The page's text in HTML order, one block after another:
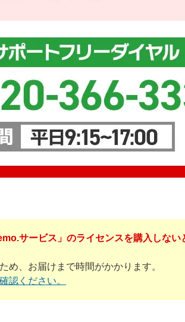
サービス」のライセンスを購入しない
め、お届けまで時間がかかります。
認ください。